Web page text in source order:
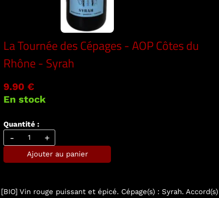
La Tournée des Cépages - AOP Côtes du
Rhône - Syrah
9.90 €
En stock
Quantité :
- +
Ajouter au panier
[BIO] Vin rouge puissant et épicé. Cépage(s) : Syrah. Accord(s)